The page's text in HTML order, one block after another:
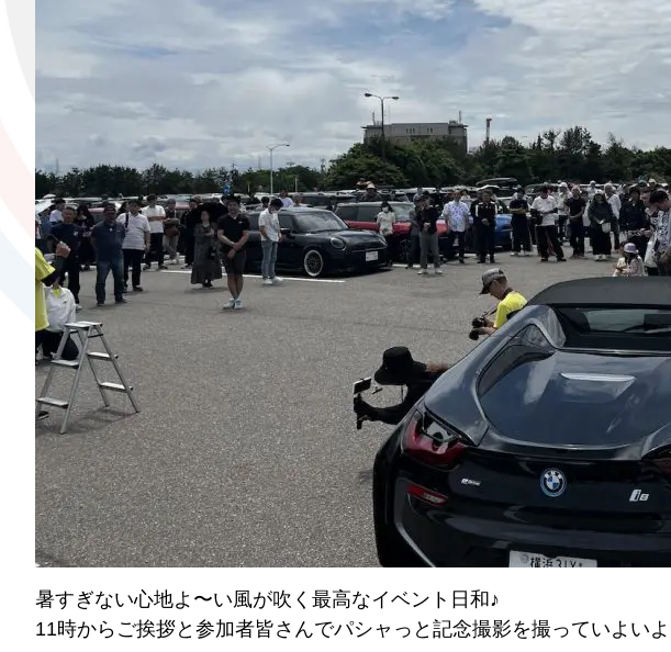
暑すぎない心地よ〜い風が吹く最高なイベント日和♪
11時からご挨拶と参加者皆さんでパシャっと記念撮影を撮っていよいよ